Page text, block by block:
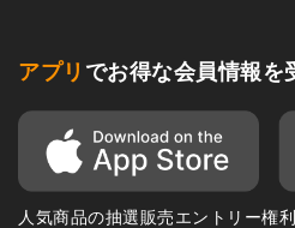
アプリ でお得な会員情報を
人気商品の抽選販売エントリー権